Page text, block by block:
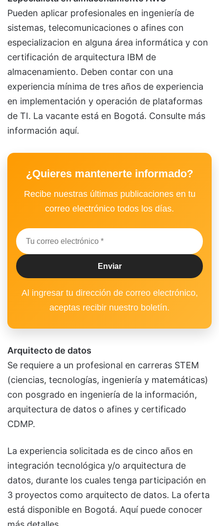
Pueden aplicar profesionales en ingeniería de
sistemas, telecomunicaciones o afines con
especializacion en alguna área informática y con
certificación de arquitectura IBM de
almacenamiento. Deben contar con una
experiencia mínima de tres años de experiencia
en implementación y operación de plataformas
de TI. La vacante está en Bogotá. Consulte más
información aquí.
¿Quieres mantenerte informado?
Recibe nuestras últimas publicaciones en tu
correo electrónico todos los días.
Al ingresar tu dirección de correo electrónico,
aceptas recibir nuestro boletín.
Arquitecto de datos
Se requiere a un profesional en carreras STEM
(ciencias, tecnologías, ingeniería y matemáticas)
con posgrado en ingeniería de la información,
arquitectura de datos o afines y certificado
CDMP.
La experiencia solicitada es de cinco años en
integración tecnológica y/o arquitectura de
datos, durante los cuales tenga participación en
3 proyectos como arquitecto de datos. La oferta
está disponible en Bogotá. Aquí puede conocer